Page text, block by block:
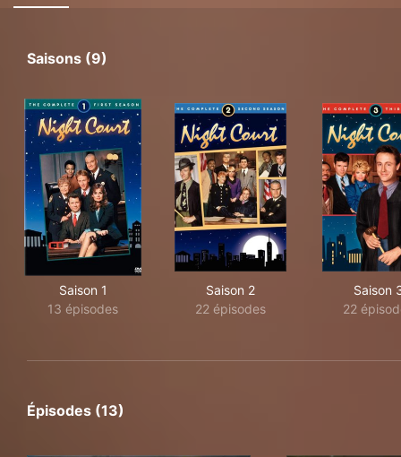
Saisons (9)
Saison 1
13 épisodes
Saison 2
22 épisodes
Saison
22
Épisodes (13)